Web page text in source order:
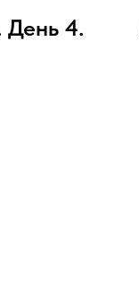
4.